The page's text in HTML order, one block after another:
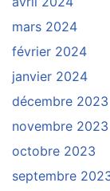
mars 2024
février 2024
janvier 2024
décembre 2023
novembre 2023
octobre 2023
septembre